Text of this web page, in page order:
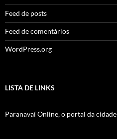
Feed de posts
Feed de comentários
WordPress.org
LISTA DE LINKS
Paranavaí Online, o portal da cidade